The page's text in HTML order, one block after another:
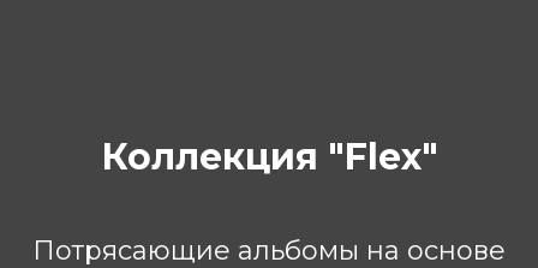
Коллекция "Flex"
Потрясающие альбомы на основе